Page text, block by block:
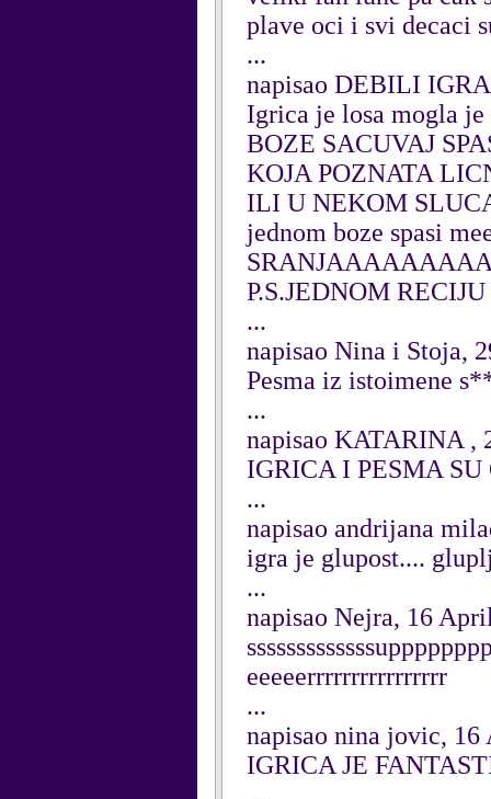
plave oci i svi decaci
...
napisao DEBILI
Igrica je losa mogla
BOZE SACUVAJ
KOJA POZNATA
ILI U NEKOM
jednom boze spasi
P.S.JEDNOM RECIJU
...
napisao Nina i Stoja,
Pesma iz istoimene
...
napisao KATARINA ,
IGRICA I PESMA
...
napisao andrijana
igra je glupost....
...
napisao Nejra, 16
eeeeerrrrrrrrrrrrrrrr
...
napisao nina jovic, 16
IGRICA JE